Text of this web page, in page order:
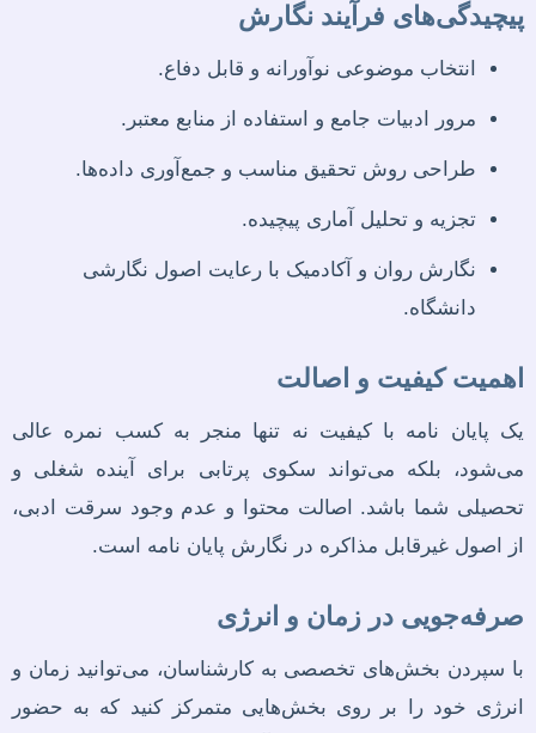
پیچیدگی‌های فرآیند نگارش
انتخاب موضوعی نوآورانه و قابل دفاع.
مرور ادبیات جامع و استفاده از منابع معتبر.
طراحی روش تحقیق مناسب و جمع‌آوری داده‌ها.
تجزیه و تحلیل آماری پیچیده.
نگارش روان و آکادمیک با رعایت اصول نگارشی
دانشگاه.
اهمیت کیفیت و اصالت
یک پایان نامه با کیفیت نه تنها منجر به کسب نمره عالی
می‌شود، بلکه می‌تواند سکوی پرتابی برای آینده شغلی و
تحصیلی شما باشد. اصالت محتوا و عدم وجود سرقت ادبی،
از اصول غیرقابل مذاکره در نگارش پایان نامه است.
صرفه‌جویی در زمان و انرژی
با سپردن بخش‌های تخصصی به کارشناسان، می‌توانید زمان و
انرژی خود را بر روی بخش‌هایی متمرکز کنید که به حضور